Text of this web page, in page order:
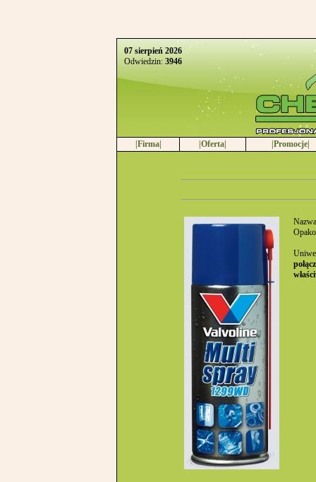
07 sierpień 2026
Odwiedzin:3946
|Firma| |Oferta| |Promocje|